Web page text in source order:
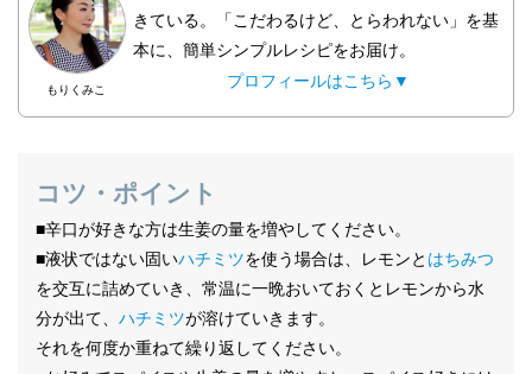
もりくみこ
きている。「こだわるけど、とらわれない」を基
本に、簡単シンプルレシピをお届け。
プロフィールはこちら▼
コツ・ポイント
■辛口が好きな方は生姜の量を増やしてください。
■液状ではない固いハチミツを使う場合は、レモンと はちみつ
を交互に詰めていき、常温に一晩おいておくとレモンから水
分が出て、 ハチミツが溶けていきます。
それを何度か重ねて繰り返してください。